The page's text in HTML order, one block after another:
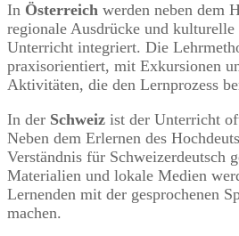
In Österreich werden neben dem
regionale Ausdrücke und kulturelle
Unterricht integriert. Die
praxisorientiert, mit Exkursionen
Aktivitäten, die den Lernprozess
In der Schweiz ist der Unterricht
Neben dem Erlernen des
Verständnis für Schweizerdeutsch
Materialien und lokale Medien
Lernenden mit der gesprochenen
machen.